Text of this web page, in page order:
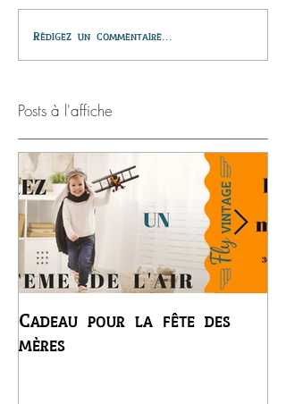
Rédigez un commentaire...
Posts à l'affiche
Cadeau pour la fête des
mères